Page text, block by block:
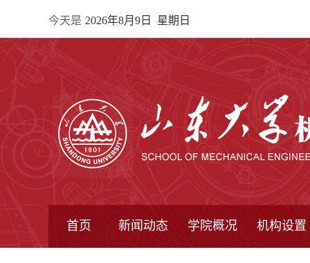
今天是 2026年8月9日 星期日
首页 新闻动态 学院概况 机构设置